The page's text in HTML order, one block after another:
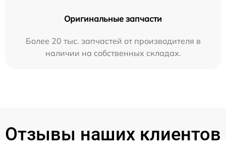
Оригинальные запчасти
Более 20 тыс. запчастей от производителя в
наличии на собственных складах.
Отзывы наших клиентов